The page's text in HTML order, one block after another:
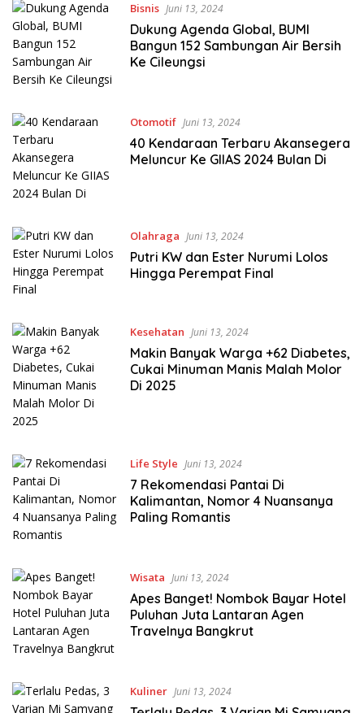
Bisnis Juni 13, 2024
Dukung Agenda Global, BUMI
Bangun 152 Sambungan Air Bersih
Ke Cileungsi
Otomotif Juni 13, 2024
40 Kendaraan Terbaru Akansegera
Meluncur Ke GIIAS 2024 Bulan Di
Olahraga Juni 13, 2024
Putri KW dan Ester Nurumi Lolos
Hingga Perempat Final
Kesehatan Juni 13, 2024
Makin Banyak Warga +62 Diabetes,
Cukai Minuman Manis Malah Molor
Di 2025
Life Style Juni 13, 2024
7 Rekomendasi Pantai Di
Kalimantan, Nomor 4 Nuansanya
Paling Romantis
Wisata Juni 13, 2024
Apes Banget! Nombok Bayar Hotel
Puluhan Juta Lantaran Agen
Travelnya Bangkrut
Kuliner Juni 13, 2024